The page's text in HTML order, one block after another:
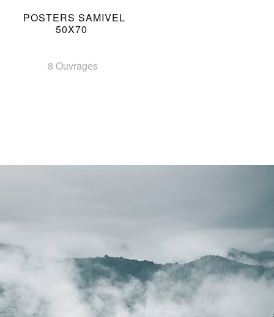
POSTERS SAMIVEL
50X70
8 Ouvrages